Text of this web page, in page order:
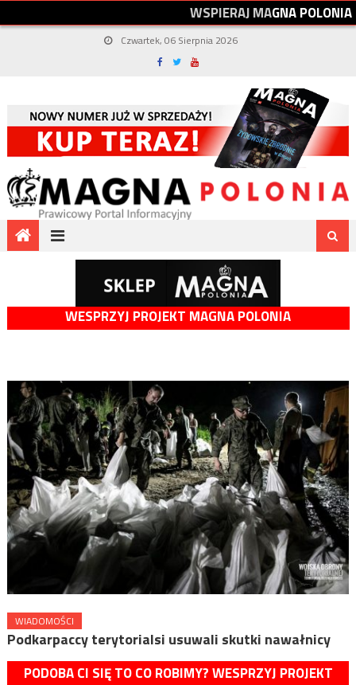
WSPIERAJMAGNAPOLONIA
Czwartek, 06 Sierpnia 2026
WESPRZYJ PROJEKT MAGNA POLONIA
WIADOMOŚCI
Podkarpaccy terytorialsi usuwali skutki nawałnicy
PODOBA CI SIĘ TO CO ROBIMY? WESPRZYJ PROJEKT